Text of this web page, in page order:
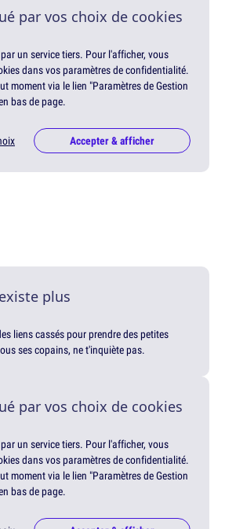
par vos choix de cookies
un service tiers. Pour l'afficher, vous
dans vos paramètres de confidentialité.
moment via le lien "Paramètres de Gestion
bas de page.
Accepter & afficher
plus
liens cassés pour prendre des petites
ses copains, ne t'inquiète pas.
par vos choix de cookies
un service tiers. Pour l'afficher, vous
dans vos paramètres de confidentialité.
moment via le lien "Paramètres de Gestion
bas de page.